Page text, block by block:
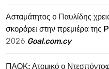
Ασταμάτητος ο Παυλίδης
σκοράρει στην πρεμιέρα
2026 Goal.com.cy
ΠΑΟΚ: Ατομικό ο